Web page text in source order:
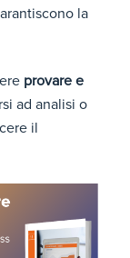
la
provare e
ad analisi o
il